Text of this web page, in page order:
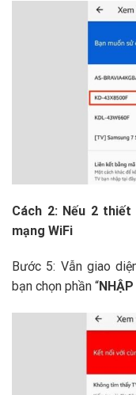
Cách 2: Nếu 2
mạng WiFi
Bước 5: Vẫn giao
bạn chọn phần “